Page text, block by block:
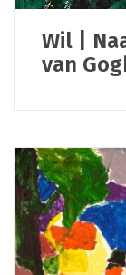
Wil |
van